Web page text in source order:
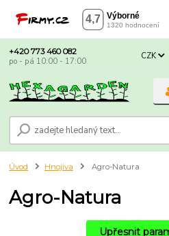
CZK
+420 773 460 082
po - pá 10:00 - 17:00
Úvod Hnojiva Agro-Natura
Agro-Natura
Upřesnit